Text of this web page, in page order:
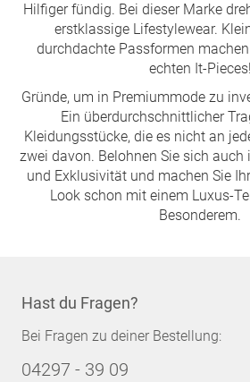
Hilfiger fündig. Bei dieser Marke
erstklassige Lifestylewear.
durchdachte Passformen
echten It-Pieces!
Gründe, um in Premiummode zu
Ein überdurchschnittlicher
Kleidungsstücke, die es nicht an
zwei davon. Belohnen Sie sich
und Exklusivität und machen Sie
Look schon mit einem Luxus-
Besonderem.
Hast du Fragen?
Bei Fragen zu deiner Bestellung:
04297 - 39 09